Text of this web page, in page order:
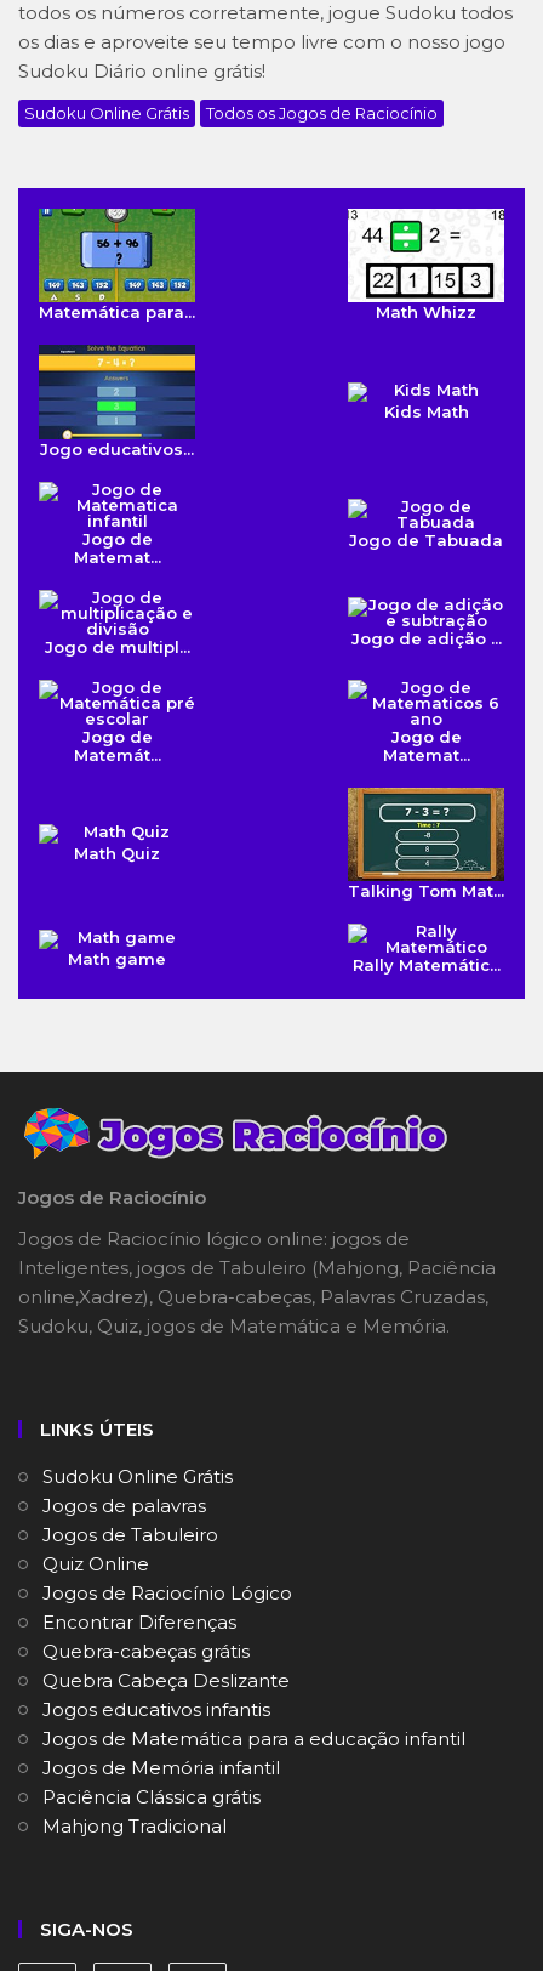
todos os números corretamente, jogue Sudoku todos
os dias e aproveite seu tempo livre com o nosso jogo
Sudoku Diário online grátis!
Sudoku Online Grátis Todos os Jogos de Raciocínio
Matemática para... Math Whizz
Jogo educativos...
Kids Math
Jogo de
Matemat...
Jogo de Tabuada
Jogo de multipl... Jogo de adição ...
Jogo de
Matemát...
Jogo de
Matemat...
Math Quiz
Talking Tom Mat...
Math game Rally Matemátic...
Jogos de Raciocínio
Jogos de Raciocínio lógico online: jogos de
Inteligentes, jogos de Tabuleiro (Mahjong, Paciência
online,Xadrez), Quebra-cabeças, Palavras Cruzadas,
Sudoku, Quiz, jogos de Matemática e Memória.
LINKS ÚTEIS
Sudoku Online Grátis
Jogos de palavras
Jogos de Tabuleiro
Quiz Online
Jogos de Raciocínio Lógico
Encontrar Diferenças
Quebra-cabeças grátis
Quebra Cabeça Deslizante
Jogos educativos infantis
Jogos de Matemática para a educação infantil
Jogos de Memória infantil
Paciência Clássica grátis
Mahjong Tradicional
SIGA-NOS